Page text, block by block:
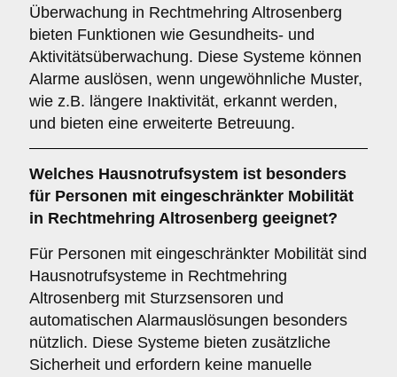
Überwachung in Rechtmehring Altrosenberg
bieten Funktionen wie Gesundheits- und
Aktivitätsüberwachung. Diese Systeme können
Alarme auslösen, wenn ungewöhnliche Muster,
wie z.B. längere Inaktivität, erkannt werden,
und bieten eine erweiterte Betreuung.
Welches Hausnotrufsystem ist besonders
für Personen mit eingeschränkter Mobilität
in Rechtmehring Altrosenberg geeignet?
Für Personen mit eingeschränkter Mobilität sind
Hausnotrufsysteme in Rechtmehring
Altrosenberg mit Sturzsensoren und
automatischen Alarmauslösungen besonders
nützlich. Diese Systeme bieten zusätzliche
Sicherheit und erfordern keine manuelle